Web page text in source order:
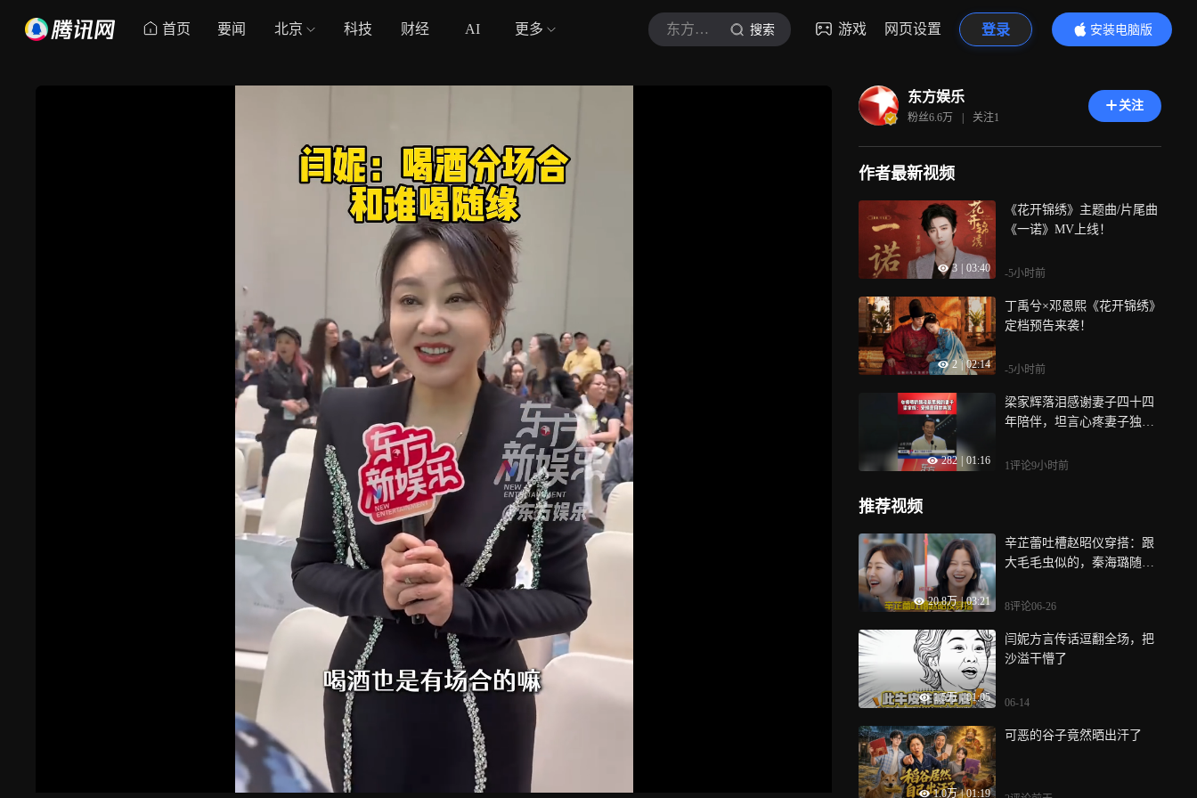
首页 要闻 北京 科技 财经 AI 更多 东方娱乐 搜索 游戏 网页设置 登录
安装电脑版
内容更精彩
东方娱乐
粉丝6.6万 | 关注1
关注
作者最新视频
3 03:40
《花开锦绣》主题曲/片尾曲
《一诺》MV上线！
-5小时前
2 | 02:14
丁禹兮×邓恩熙《花开锦绣》
定档预告来袭！
-5小时前
282 01:16
梁家辉落泪感谢妻子四十四
年陪伴，坦言心疼妻子独自
晨五六点，有体谅、关怀，
1评论9小时前
推荐视频
20.8万 | 03:21
辛芷蕾吐槽赵昭仪穿搭：跟
大毛毛虫似的，秦海璐随口
8评论06-26
1.5万 | 01:05
闫妮方言传话逗翻全场，把
沙溢干懵了
06-14
1.0万 | 01:19
可恶的谷子竟然晒出汗了